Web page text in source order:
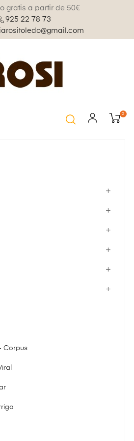
gratis a partir de 50€
925 22 78 73
0
Corpus